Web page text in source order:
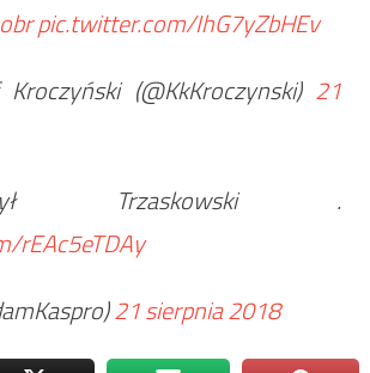
pic.twitter.com/IhG7yZbHEv
(@KkKroczynski) 21
Trzaskowski .
rEAc5eTDAy
21 sierpnia 2018